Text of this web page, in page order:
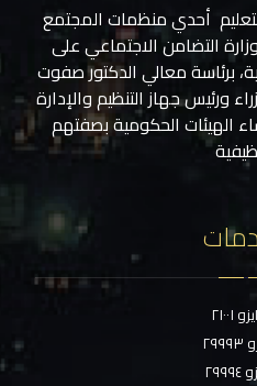
أحدي منظمات المجتمع
التضامن الاجتماعي على
برئاسة معالي الدكتور صفوت
ورئيس جهاز التنظيم والإدارة
الهيئات الحكومية بصفتهم
ايزو ٢١٠٠١